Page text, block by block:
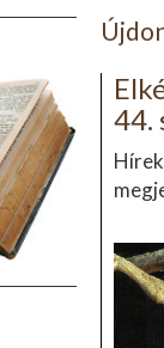
44.